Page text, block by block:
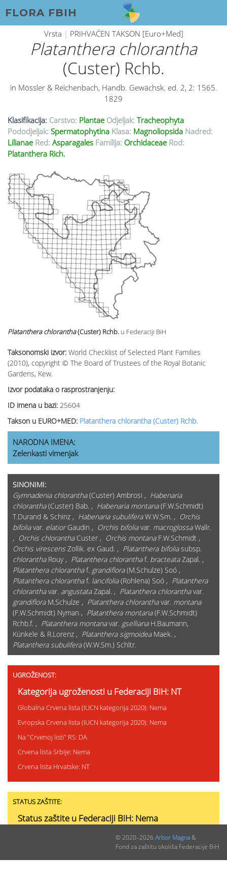
FLORA FBIH
Vrsta | PRIHVAĆEN TAKSON [Euro+Med]
Platanthera chlorantha
(Custer) Rchb.
in Mössler & Reichenbach, Handb. Gewächsk. ed. 2, 2: 1565.
1829
Klasifikacija: Carstvo: Plantae Odjeljak: Tracheophyta
Pododjeljak: Spermatophytina Klasa: Magnoliopsida Nadred:
Lilianae Red: Asparagales Familija: Orchidaceae Rod:
Platanthera Rich.
Taksonomski izvor: World Checklist of Selected Plant Families
(2010), copyright © The Board of Trustees of the Royal Botanic
Gardens, Kew.
Izvor podataka o rasprostranjenju:
ID imena u bazi: 25604
Takson u EURO+MED: Platanthera chlorantha (Custer) Rchb.
Platanthera chlorantha(Custer) Rchb. u Federaciji BiH
NARODNA IMENA:
Zelenkasti vimenjak
SINONIMI:
Gymnadenia chlorantha(Custer) Ambrosi , Habenaria
chlorantha(Custer) Bab. , Habenaria montana(F.W.Schmidt)
T.Durand & Schinz , Habenaria subuliferaW.W.Sm. , Orchis
bifoliavar. elatiorGaudin , Orchis bifoliavar. macroglossaWallr.
, Orchis chlorantha Custer , Orchis montana F.W.Schmidt ,
Orchis virescens Zollik. ex Gaud. , Platanthera bifoliasubsp.
chloranthaRouy , Platanthera chloranthaf. bracteataZapal. ,
Platanthera chloranthaf. grandiflora(M.Schulze) Soó ,
Platanthera chloranthaf. lancifolia(Rohlena) Soó , Platanthera
chloranthavar. angustataZapal. , Platanthera chloranthavar.
grandifloraM.Schulze , Platanthera chloranthavar. montana
(F.W.Schmidt) Nyman , Platanthera montana(F.W.Schmidt)
Rchb.f. , Platanthera montanavar. gsellianaH.Baumann,
Künkele & R.Lorenz , Platanthera sigmoidea Maek. ,
Platanthera subulifera(W.W.Sm.) Schltr.
UGROŽENOST:
Kategorija ugroženosti u Federaciji BiH: NT
Globalna Crvena lista (IUCN kategorija 2020): Nema
Evropska Crvena lista (IUCN kategorija 2020): Nema
Na "Crvenoj listi" RS: DA
Crvena lista Srbije: Nema
Crvena lista Hrvatske: NT
STATUS ZAŠTITE:
Status zaštite u Federaciji BiH: Nema
© 2020–2026 Arbor Magna&
Fond za zaštitu okoliša Federacije BiH